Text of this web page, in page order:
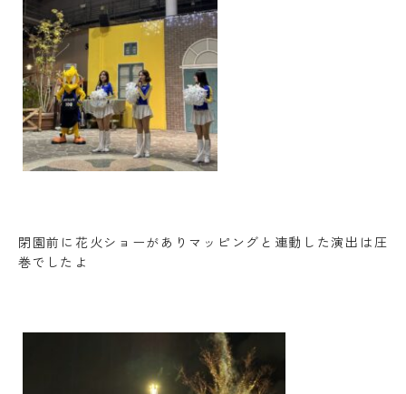
閉園前に花火ショーがありマッピングと連動した演出は圧
巻でしたよ